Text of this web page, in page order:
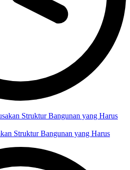
Struktur Bangunan yang Harus